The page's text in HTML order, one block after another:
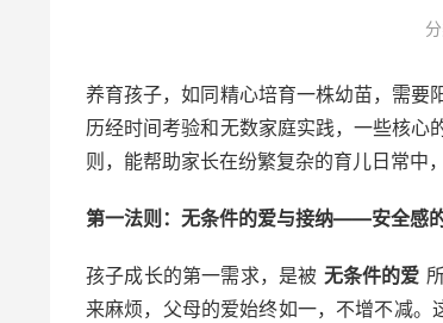
分
养育孩子，如同精心培育一株幼苗，需要
历经时间考验和无数家庭实践，一些核心
则，能帮助家长在纷繁复杂的育儿日常中
第一法则：无条件的爱与接纳——安全感
孩子成长的第一需求，是被 无条件的爱
来麻烦，父母的爱始终如一，不增不减